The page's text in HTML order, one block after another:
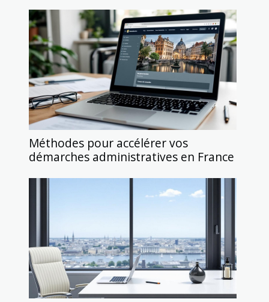
Méthodes pour accélérer vos
démarches administratives en France